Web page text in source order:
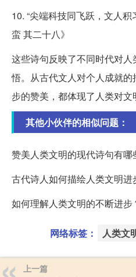
10. “尖端科技同飞跃，文人
蛮 其二十八》
这些诗句反映了不同时代对
悟。从古代文人对个人成就
步的赞美，都体现了人类对
其他小伙伴的相似问题：
赞美人类文明的现代诗句有哪
古代诗人如何描绘人类文明进
如何理解人类文明的不断进步
网络标签： 人类文
上一篇